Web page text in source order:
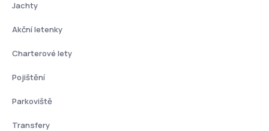
Jachty
Akční letenky
Charterové lety
Pojištění
Parkoviště
Transfery